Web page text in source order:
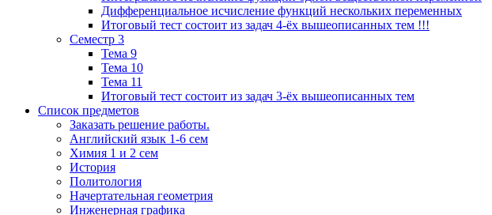
Дифференциальное исчисление функций нескольких переменных
Итоговый тест состоит из задач 4-ёх вышеописанных тем !!!
Семестр 3
Тема 9
Тема 10
Тема 11
Итоговый тест состоит из задач 3-ёх вышеописанных тем
Список предметов
Заказать решение работы.
Английский язык 1-6 сем
Химия 1 и 2 сем
История
Политология
Начертательная геометрия
Инженерная графика